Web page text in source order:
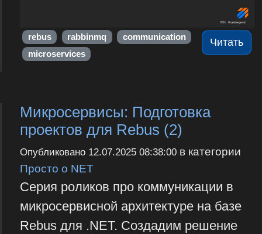
Читать
rebus rabbinmq
communication
microservices
Микросервисы: Подготовка
проектов для Rebus (2)
Опубликовано 12.07.2025 08:38:00в категории
Просто о NET
Серия роликов про коммуникации в
микросервисной архитектуре на базе
Rebus для .NET. Создадим решение